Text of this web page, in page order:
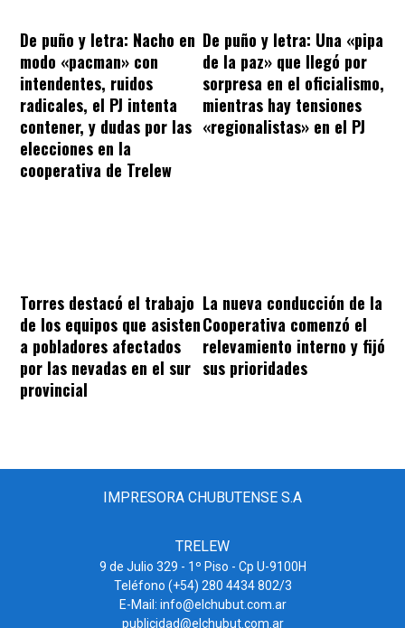
De puño y letra: Nacho en
modo «pacman» con
intendentes, ruidos
radicales, el PJ intenta
contener, y dudas por las
elecciones en la
cooperativa de Trelew
De puño y letra: Una «pipa
de la paz» que llegó por
sorpresa en el oficialismo,
mientras hay tensiones
«regionalistas» en el PJ
Torres destacó el trabajo
de los equipos que asisten
a pobladores afectados
por las nevadas en el sur
provincial
La nueva conducción de la
Cooperativa comenzó el
relevamiento interno y fijó
sus prioridades
IMPRESORA CHUBUTENSE S.A
TRELEW
9 de Julio 329 - 1º Piso - Cp U-9100H
Teléfono (+54) 280 4434 802/3
E-Mail: info@elchubut.com.ar
publicidad@elchubut.com.ar